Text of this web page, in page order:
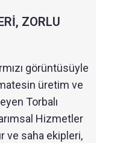
ZORLU
görüntüsüyle
üretim ve
Torbalı
Hizmetler
ve saha ekipleri,